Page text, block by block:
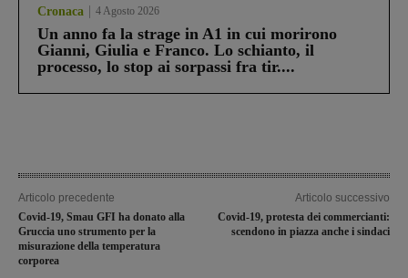
Cronaca 4 Agosto 2026
Un anno fa la strage in A1 in cui morirono
Gianni, Giulia e Franco. Lo schianto, il
processo, lo stop ai sorpassi fra tir....
Articolo precedente
Covid-19, Smau GFI ha donato alla
Gruccia uno strumento per la
misurazione della temperatura
corporea
Articolo successivo
Covid-19, protesta dei commercianti:
scendono in piazza anche i sindaci